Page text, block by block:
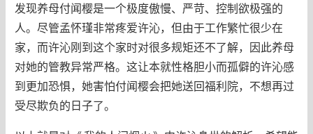
发现养母付闻樱是一个极度傲慢、严苛、控制欲极强的
人。尽管孟怀瑾非常疼爱许沁，但由于工作繁忙很少在
家，而许沁刚到这个家时对很多规矩还不了解，因此养母
对她的管教异常严格。这让本就性格胆小而孤僻的许沁感
到更加恐惧，她害怕付闻樱会把她送回福利院，不想再过
受尽欺负的日子了。